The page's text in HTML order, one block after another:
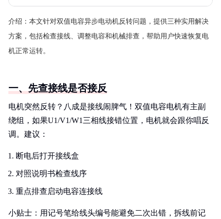
介绍： 本文针对双值电容异步电动机反转问题，提供三种实用解决
方案，包括检查接线、调整电容和机械排查，帮助用户快速恢复电
机正常运转。
一、先查接线是否接反
电机突然反转？八成是接线闹脾气！双值电容电机有主副
绕组，如果U1/V1/W1三相线接错位置，电机就会跟你唱反
调。建议：
断电后打开接线盒
对照说明书检查线序
重点排查启动电容连接线
小贴士：用记号笔给线头编号能避免二次出错，拆线前记